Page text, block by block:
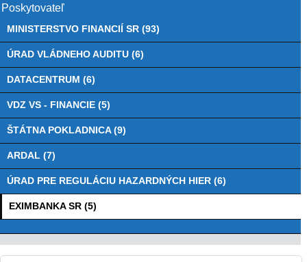
Poskytovateľ
MINISTERSTVO FINANCIÍ SR (93)
ÚRAD VLÁDNEHO AUDITU (6)
DATACENTRUM (6)
VDZ VS - FINANCIE (5)
ŠTÁTNA POKLADNICA (9)
ARDAL (7)
ÚRAD PRE REGULÁCIU HAZARDNÝCH HIER (6)
EXIMBANKA SR (5)